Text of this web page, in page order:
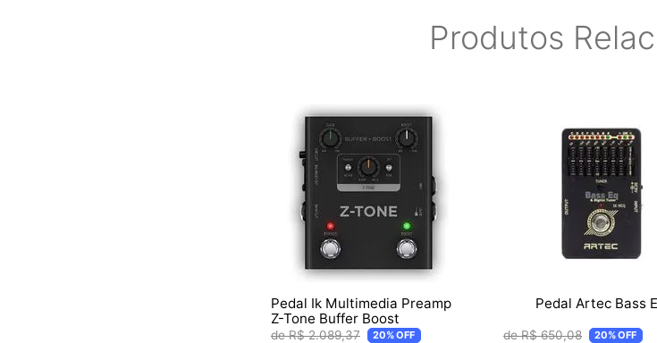
Produtos
Pedal Ik Multimedia Preamp
Z-Tone Buffer Boost
R$ 2.089,37 20%OFF
Pedal Artec Bass
R$ 650,08 20%OFF